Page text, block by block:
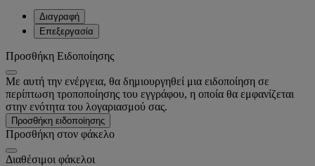
Διαγραφή
Επεξεργασία
Προσθήκη Ειδοποίησης
Με αυτή την ενέργεια, θα δημιουργηθεί μια ειδοποίηση σε
περίπτωση τροποποίησης του εγγράφου, η οποία θα εμφανίζεται
στην ενότητα του λογαριασμού σας.
Προσθήκη ειδοποίησης
Προσθήκη στον φάκελο
Διαθέσιμοι φάκελοι